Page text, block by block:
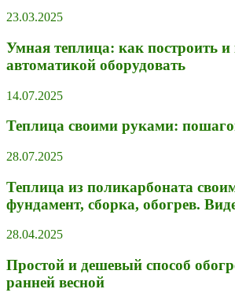
23.03.2025
Умная теплица: как построить и
автоматикой оборудовать
14.07.2025
Теплица своими руками:
28.07.2025
Теплица из поликарбоната
фундамент, сборка, обогрев.
28.04.2025
Простой и дешевый способ
ранней весной